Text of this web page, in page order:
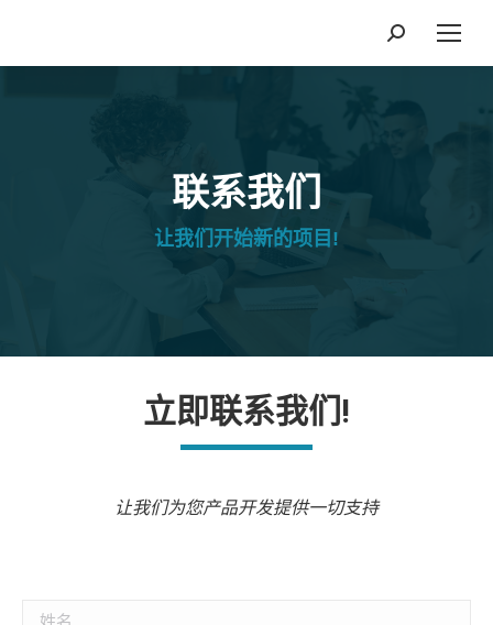
搜
索：
联系我们
让我们开始新的项目!
立即联系我们!
让我们为您产品开发提供一切支持
姓名